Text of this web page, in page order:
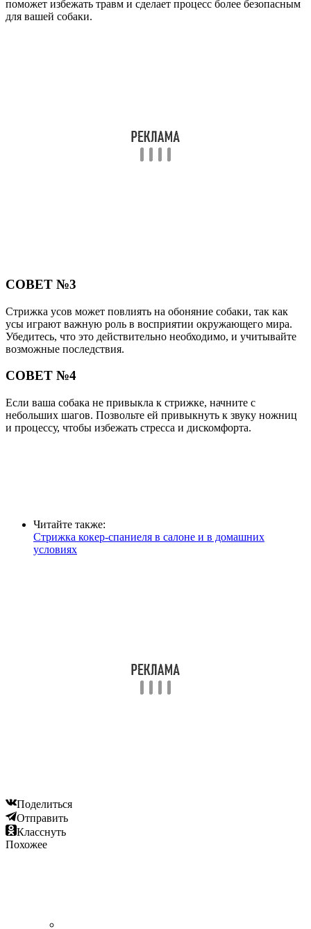
поможет избежать травм и сделает процесс более безопасным
для вашей собаки.
СОВЕТ №3
Стрижка усов может повлиять на обоняние собаки, так как
усы играют важную роль в восприятии окружающего мира.
Убедитесь, что это действительно необходимо, и учитывайте
возможные последствия.
СОВЕТ №4
Если ваша собака не привыкла к стрижке, начните с
небольших шагов. Позвольте ей привыкнуть к звуку ножниц
и процессу, чтобы избежать стресса и дискомфорта.
Читайте также:
Стрижка кокер-спаниеля в салоне и в домашних
условиях
Поделиться
Отправить
Класснуть
Похожее